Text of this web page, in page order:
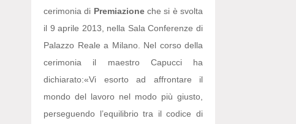
cerimonia di Premiazioneche si è svolta
il 9 aprile 2013, nella Sala Conferenze di
Palazzo Reale a Milano. Nel corso della
cerimonia il maestro Capucci ha
dichiarato:«Vi esorto ad affrontare il
mondo del lavoro nel modo più giusto,
perseguendo l’equilibrio tra il codice di